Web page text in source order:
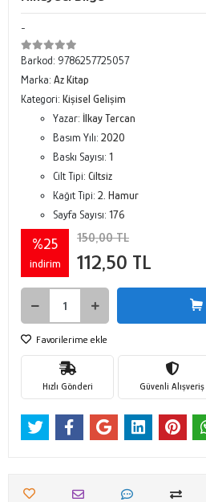
-
Barkod: 9786257725057
Marka: Az Kitap
Kategori: Kişisel Gelişim
Yazar: İlkay Tercan
Basım Yılı: 2020
Baskı Sayısı: 1
Cilt Tipi: Ciltsiz
Kağıt Tipi: 2. Hamur
Sayfa Sayısı: 176
%25
indirim
150,00 TL
112,50 TL
Favorilerime ekle
Hızlı Gönderi Güvenli Alışveriş